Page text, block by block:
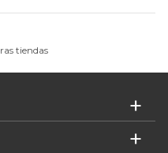
tiendas